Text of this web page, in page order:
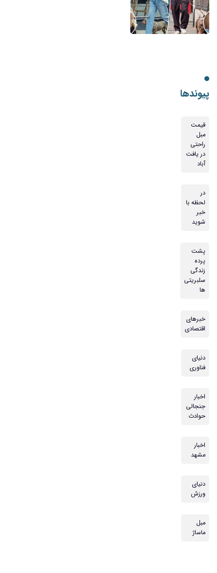
پیوندها
قیمت
مبل
راحتی
در یافت
آباد
در
لحظه با
خبر
شوید
پشت
پرده
زندگی
سلبریتی
ها
خبرهای
اقتصادی
دنیای
فناوری
اخبار
جنجالی
حوادث
اخبار
مشهد
دنیای
ورزش
مبل
ماساژ